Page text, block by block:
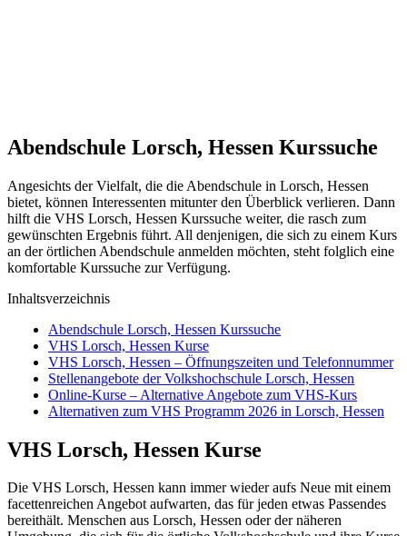
Abendschule Lorsch, Hessen Kurssuche
Angesichts der Vielfalt, die die Abendschule in Lorsch, Hessen
bietet, können Interessenten mitunter den Überblick verlieren. Dann
hilft die VHS Lorsch, Hessen Kurssuche weiter, die rasch zum
gewünschten Ergebnis führt. All denjenigen, die sich zu einem Kurs
an der örtlichen Abendschule anmelden möchten, steht folglich eine
komfortable Kurssuche zur Verfügung.
Inhaltsverzeichnis
Abendschule Lorsch, Hessen Kurssuche
VHS Lorsch, Hessen Kurse
VHS Lorsch, Hessen – Öffnungszeiten und Telefonnummer
Stellenangebote der Volkshochschule Lorsch, Hessen
Online-Kurse – Alternative Angebote zum VHS-Kurs
Alternativen zum VHS Programm 2026 in Lorsch, Hessen
VHS Lorsch, Hessen Kurse
Die VHS Lorsch, Hessen kann immer wieder aufs Neue mit einem
facettenreichen Angebot aufwarten, das für jeden etwas Passendes
bereithält. Menschen aus Lorsch, Hessen oder der näheren